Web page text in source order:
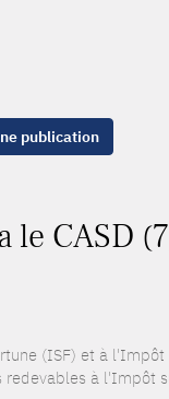
publication
le CASD
(ISF) et à
redevables à